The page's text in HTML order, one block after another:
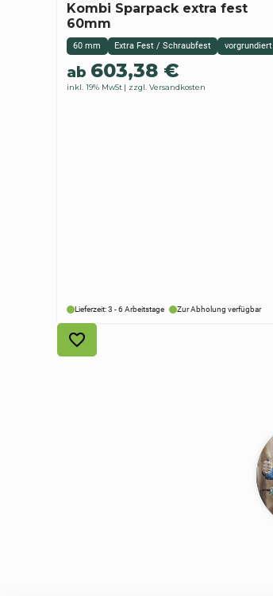
60 mm Extra Fest / Schraubfest vorgrundiert
Kombi Sparpack extra fest
60mm
ab 603,38 €
inkl. 19% MwSt zzgl. Versandkosten
Lieferzeit: 3 - 6 Arbeitstage Zur Abholung verfügbar